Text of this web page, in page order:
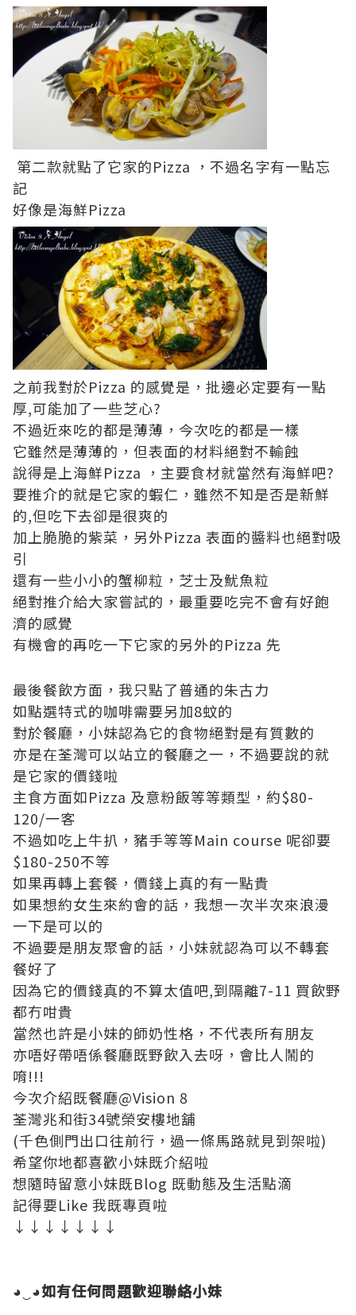
第二款就點了它家的Pizza ，不過名字有一點忘
記
好像是海鮮Pizza
之前我對於Pizza 的感覺是，批邊必定要有一點
厚,可能加了一些芝心?
不過近來吃的都是薄薄，今次吃的都是一樣
它雖然是薄薄的，但表面的材料絕對不輸蝕
說得是上海鮮Pizza ，主要食材就當然有海鮮吧?
要推介的就是它家的蝦仁，雖然不知是否是新鮮
的,但吃下去卻是很爽的
加上脆脆的紫菜，另外Pizza 表面的醬料也絕對吸
引
還有一些小小的蟹柳粒，芝士及魷魚粒
絕對推介給大家嘗試的，最重要吃完不會有好飽
濟的感覺
有機會的再吃一下它家的另外的Pizza 先
最後餐飲方面，我只點了普通的朱古力
如點選特式的咖啡需要另加8蚊的
對於餐廳，小妹認為它的食物絕對是有質數的
亦是在荃灣可以站立的餐廳之一，不過要說的就
是它家的價錢啦
主食方面如Pizza 及意粉飯等等類型，約$80-
120/一客
不過如吃上牛扒，豬手等等Main course 呢卻要
$180-250不等
如果再轉上套餐，價錢上真的有一點貴
如果想約女生來約會的話，我想一次半次來浪漫
一下是可以的
不過要是朋友聚會的話，小妹就認為可以不轉套
餐好了
因為它的價錢真的不算太值吧,到隔離7-11 買飲野
都冇咁貴
當然也許是小妹的師奶性格，不代表所有朋友
亦唔好帶唔係餐廳既野飲入去呀，會比人鬧的
唷!!!
今次介紹既餐廳@Vision 8
荃灣兆和街34號榮安樓地舖
(千色側門出口往前行，過一條馬路就見到架啦)
希望你地都喜歡小妹既介紹啦
想隨時留意小妹既Blog 既動態及生活點滴
記得要Like 我既專頁啦
↓↓↓↓↓↓↓
◕‿◕如有任何問題歡迎聯絡小妹